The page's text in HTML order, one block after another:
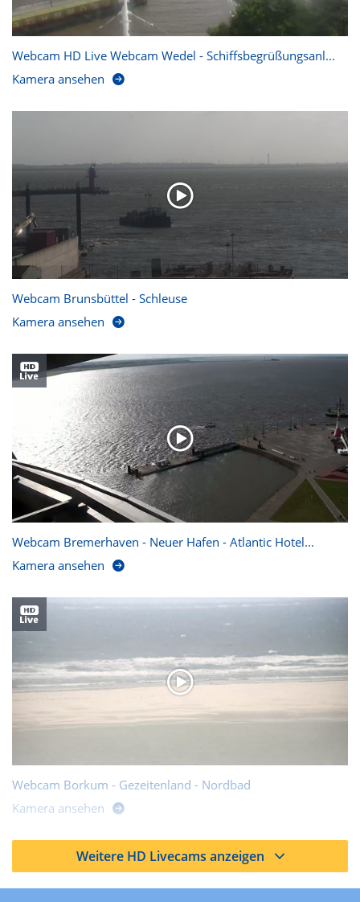
Webcam HD Live Webcam Wedel - Schiffsbegrüßungsanl...
Kamera ansehen
Webcam Brunsbüttel - Schleuse
Kamera ansehen
Webcam Bremerhaven - Neuer Hafen - Atlantic Hotel...
Kamera ansehen
Webcam Borkum - Gezeitenland - Nordbad
Kamera ansehen
Weitere HD Livecams anzeigen